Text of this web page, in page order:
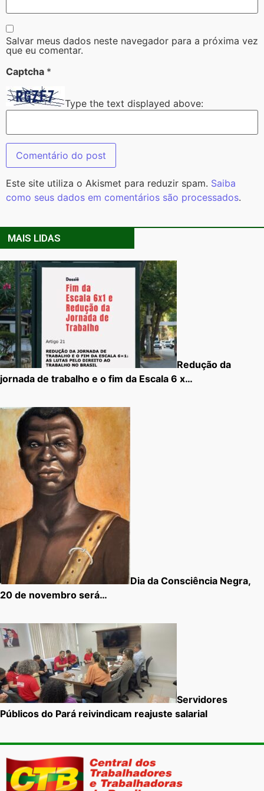
Salvar meus dados neste navegador para a próxima vez
que eu comentar.
Captcha *
Type the text displayed above:
Este site utiliza o Akismet para reduzir spam. Saiba
como seus dados em comentários são processados.
MAIS LIDAS
Redução da
jornada de trabalho e o fim da Escala 6 x…
Dia da Consciência Negra,
20 de novembro será…
Servidores
Públicos do Pará reivindicam reajuste salarial